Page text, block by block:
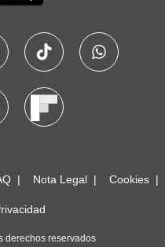
Nota Legal Cookies
derechos reservados